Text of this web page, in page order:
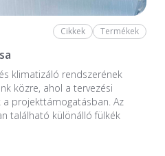
Cikkek Termékek
klimatizáló rendszerének
közre, ahol a tervezési
projekttámogatásban. Az
található különálló fülkék